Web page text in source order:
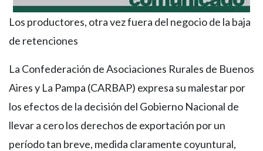
Los productores, otra vez fuera del negocio de la baja
de retenciones
La Confederación de Asociaciones Rurales de Buenos
Aires y La Pampa (CARBAP) expresa su malestar por
los efectos de la decisión del Gobierno Nacional de
llevar a cero los derechos de exportación por un
período tan breve, medida claramente coyuntural,